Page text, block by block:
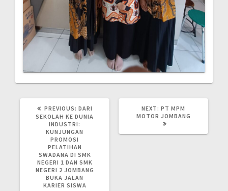
Post
navigation
PREVIOUS: PREVIOUS
POST:
DARI
SEKOLAH KE DUNIA
INDUSTRI:
KUNJUNGAN
PROMOSI
PELATIHAN
SWADANA DI SMK
NEGERI 1 DAN SMK
NEGERI 2 JOMBANG
BUKA JALAN
KARIER SISWA
NEXT: NEXT
POST:
PT MPM
MOTOR JOMBANG